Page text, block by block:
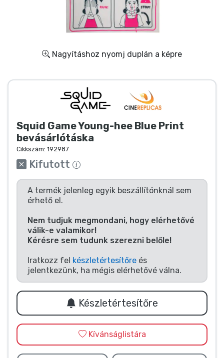
Nagyításhoz nyomj duplán a képre
Squid Game Young-hee Blue Print
bevásárlótáska
Cikkszám: 192987
Kifutott
A termék jelenleg egyik beszállítónknál sem
érhető el.
Nem tudjuk megmondani, hogy elérhetővé
válik-e valamikor!
Kérésre sem tudunk szerezni belőle!
Iratkozz fel készletértesítőre és
jelentkezünk, ha mégis elérhetővé válna.
Készletértesítőre
Kívánságlistára
Sorozatos cuccok
Animés cuccok
Gamer cuccok
Sportos cuccok
Zenés cuccok
Terméktípusok
Márkák